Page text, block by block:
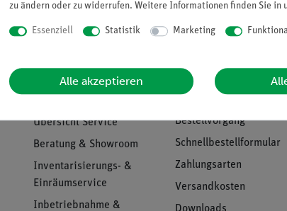
Service
Übersicht Service
Beratung & Showroom
Inventarisierungs- &
Einräumservice
Inbetriebnahme &
Support
Bestellvorgang
Schnellbestellformular
Zahlungsarten
Versandkosten
zu ändern oder zu widerrufen. Weitere Informationen finden Sie in
Essenziell Statistik Marketing
Alle akzeptieren